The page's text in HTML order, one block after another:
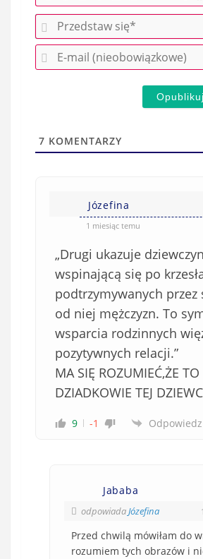
7 KOMENTARZY
Józefina
1 miesiąc temu
„Drugi ukazuje
wspinającą się po
podtrzymywanych przez
od niej mężczyzn. To
wsparcia rodzinnych
pozytywnych relacji.”
MA SIĘ ROZUMIEĆ,ŻE TO
DZIADKOWIE TEJ
9 -1 Odpowiedz
Jababa
odpowiadaJózefina
Przed chwilą mówiłam do
rozumiem tych obrazów i